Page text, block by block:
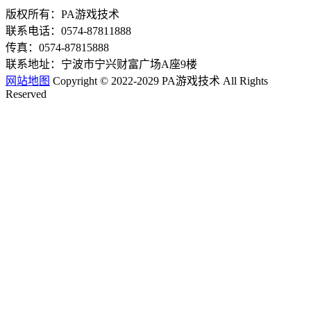
版权所有：PA游戏技术
联系电话：0574-87811888
传真：0574-87815888
联系地址：宁波市宁兴财富广场A座9楼
网站地图 Copyright © 2022-2029 PA游戏技术 All Rights
Reserved